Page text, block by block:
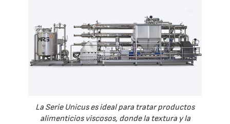
La Serie Unicus es ideal para tratar productos
alimenticios viscosos, donde la textura y la